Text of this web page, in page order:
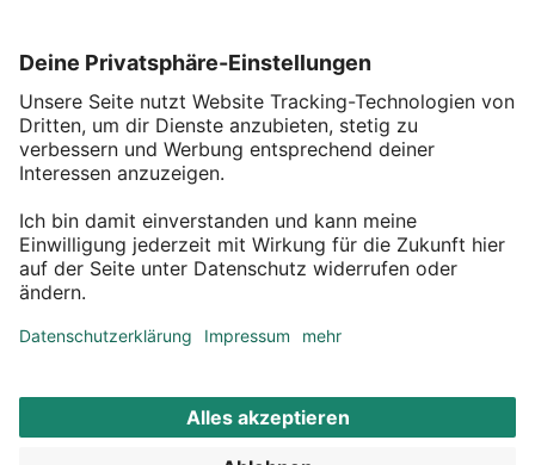
Service
Über DEPOT
Kontakt
Aktionsbedingungen